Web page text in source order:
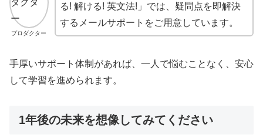
プロダクター
る! 解ける! 英文法!」では、疑問点を即解決
するメールサポートをご用意しています。
手厚いサポート体制があれば、一人で悩むことなく、安心
して学習を進められます。
1年後の未来を想像してみてください